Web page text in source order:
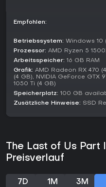
Empfohlen:
Betriebssystem: Windows 10
Prozessor: AMD Ryzen 5
Arbeitsspeicher: 16 GB RAM
Grafik: AMD Radeon RX 470
(4 GB), NVIDIA GeForce GTX
1050 Ti (4 GB)
Speicherplatz: 100 GB
Zusätzliche Hinweise: SSD
The Last of Us Part
Preisverlauf
7D 1M 3M